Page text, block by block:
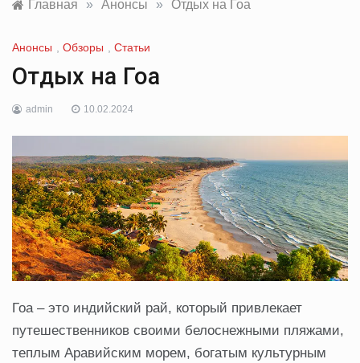
Главная » Анонсы » Отдых на Гоа
Анонсы Обзоры Статьи
Отдых на Гоа
admin 10.02.2024
Гоа – это индийский рай, который привлекает
путешественников своими белоснежными пляжами,
теплым Аравийским морем, богатым культурным